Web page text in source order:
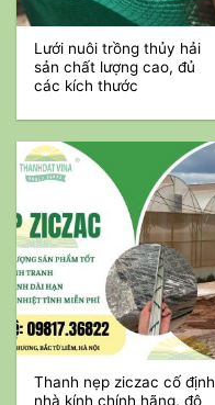
Lưới nuôi trồng thủy hải
sản chất lượng cao, đủ
các kích thước
Thanh nẹp ziczac cố định
nhà kính chính hãng, độ